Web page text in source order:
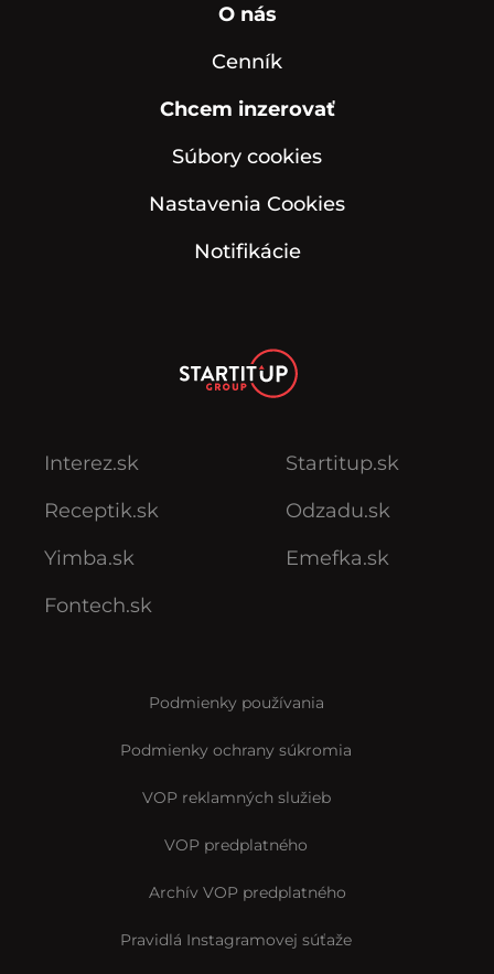
O nás
Cenník
Chcem inzerovať
Súbory cookies
Nastavenia Cookies
Notifikácie
Interez.sk
Receptik.sk
Yimba.sk
Fontech.sk
Startitup.sk
Odzadu.sk
Emefka.sk
Podmienky používania
Podmienky ochrany súkromia
VOP reklamných služieb
VOP predplatného
Archív VOP predplatného
Pravidlá Instagramovej súťaže